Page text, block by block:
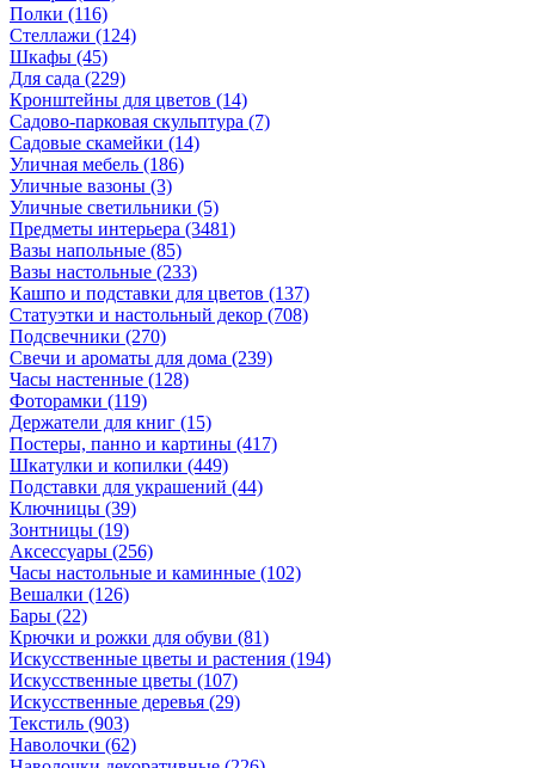
Полки (116)
Стеллажи (124)
Шкафы (45)
Для сада (229)
Кронштейны для цветов (14)
Садово-парковая скульптура (7)
Садовые скамейки (14)
Уличная мебель (186)
Уличные вазоны (3)
Уличные светильники (5)
Предметы интерьера (3481)
Вазы напольные (85)
Вазы настольные (233)
Кашпо и подставки для цветов (137)
Статуэтки и настольный декор (708)
Подсвечники (270)
Свечи и ароматы для дома (239)
Часы настенные (128)
Фоторамки (119)
Держатели для книг (15)
Постеры, панно и картины (417)
Шкатулки и копилки (449)
Подставки для украшений (44)
Ключницы (39)
Зонтницы (19)
Аксессуары (256)
Часы настольные и каминные (102)
Вешалки (126)
Бары (22)
Крючки и рожки для обуви (81)
Искусственные цветы и растения (194)
Искусственные цветы (107)
Искусcтвенные деревья (29)
Текстиль (903)
Наволочки (62)